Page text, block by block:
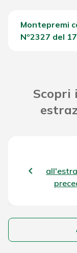
Montepremi
Nº2327 del